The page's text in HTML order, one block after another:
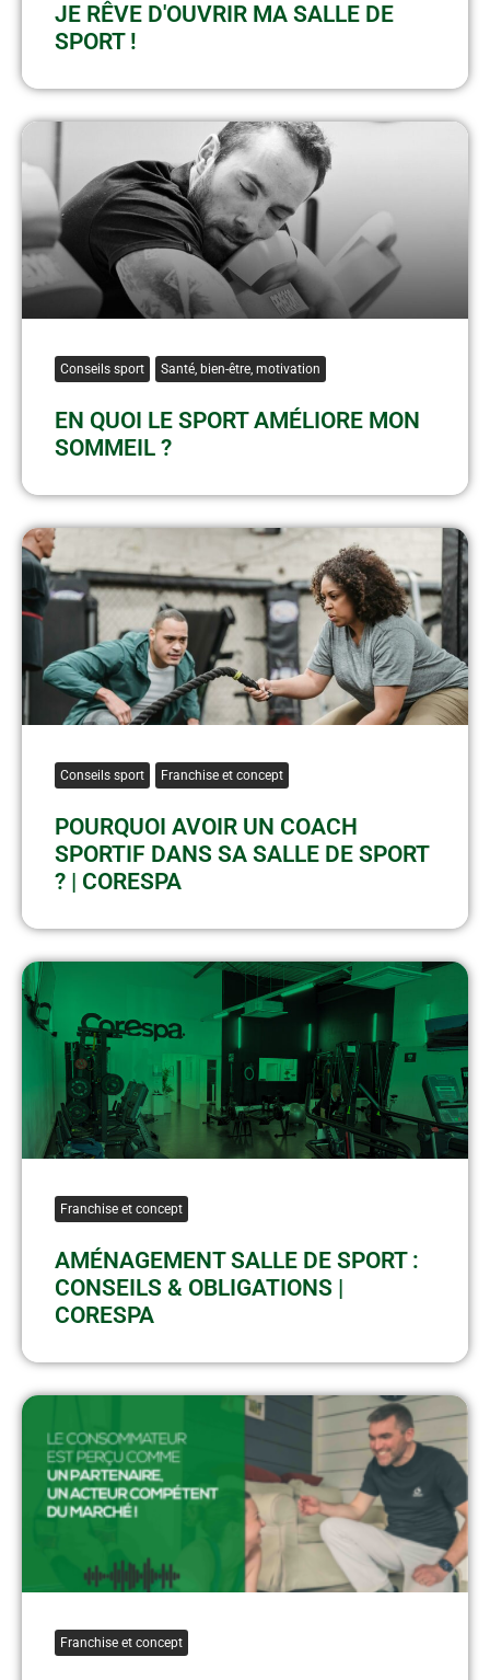
JE RÊVE D'OUVRIR MA SALLE DE
SPORT !
Conseils sport Santé, bien-être, motivation
EN QUOI LE SPORT AMÉLIORE MON
SOMMEIL ?
Conseils sport Franchise et concept
POURQUOI AVOIR UN COACH
SPORTIF DANS SA SALLE DE SPORT
? | CORESPA
Franchise et concept
AMÉNAGEMENT SALLE DE SPORT :
CONSEILS & OBLIGATIONS |
CORESPA
Franchise et concept